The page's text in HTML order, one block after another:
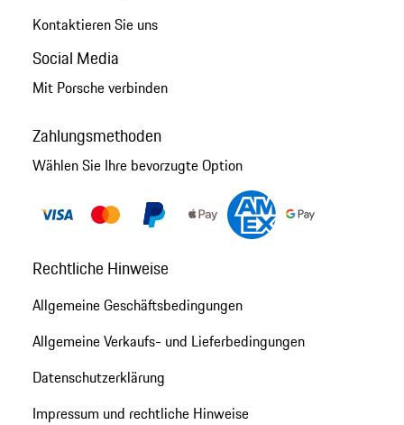
Kontaktieren Sie uns
Social Media
Mit Porsche verbinden
Zahlungsmethoden
Wählen Sie Ihre bevorzugte Option
Rechtliche Hinweise
Allgemeine Geschäftsbedingungen
Allgemeine Verkaufs- und Lieferbedingungen
Datenschutzerklärung
Impressum und rechtliche Hinweise